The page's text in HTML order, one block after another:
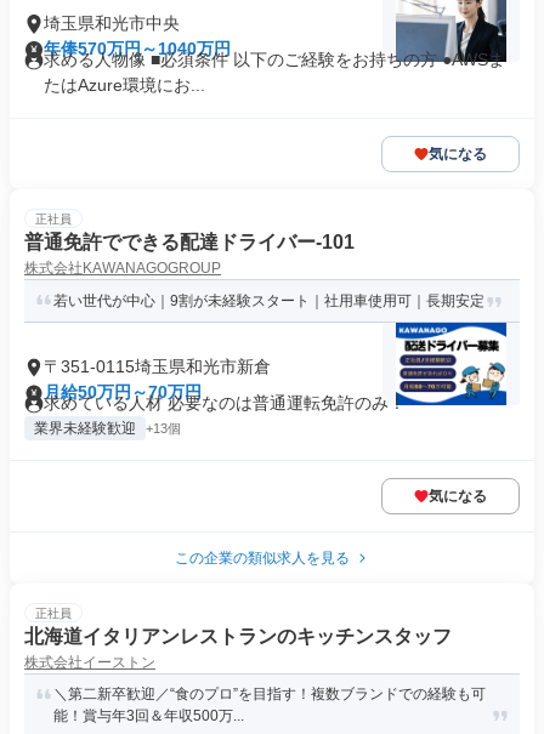
埼玉県和光市中央
年俸570万円～1040万円
求める人物像 ■必須条件 以下のご経験をお持ちの方 ●AWSま
たはAzure環境にお...
気になる
正社員
普通免許でできる配達ドライバー-101
株式会社KAWANAGOGROUP
若い世代が中心｜9割が未経験スタート｜社用車使用可｜長期安定
〒351-0115埼玉県和光市新倉
月給50万円～70万円
求めている人材 必要なのは普通運転免許のみ！
業界未経験歓迎 +13個
気になる
この企業の類似求人を見る
正社員
北海道イタリアンレストランのキッチンスタッフ
株式会社イーストン
＼第二新卒歓迎／“食のプロ”を目指す！複数ブランドでの経験も可
能！賞与年3回＆年収500万...